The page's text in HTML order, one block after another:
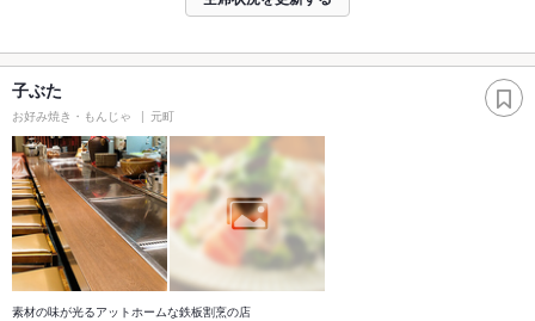
子ぶた
お好み焼き・もんじゃ 元町
素材の味が光るアットホームな鉄板割烹の店